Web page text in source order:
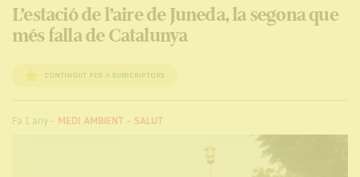
L’estació de l’aire de Juneda, la segona que
més falla de Catalunya
CONTINGUT PER A SUBSCRIPTORS
Fa 1 any- MEDI AMBIENT - SALUT